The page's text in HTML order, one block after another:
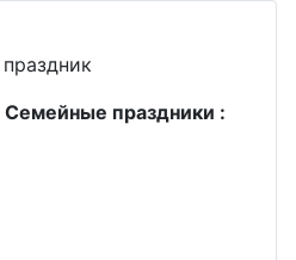
Семейные праздники :